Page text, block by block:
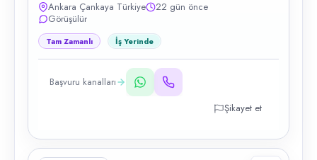
Ankara Çankaya Türkiye
22 gün önce
Görüşülür
Tam Zamanlı İş Yerinde
Başvuru kanalları
Şikayet et